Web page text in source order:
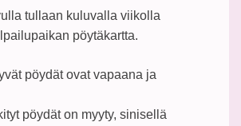
tullaan kuluvalla viikolla
pöytäkartta.
pöydät ovat vapaana ja
pöydät on myyty, sinisellä